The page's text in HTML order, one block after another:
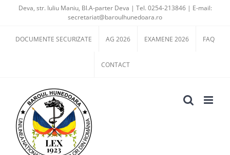
content
Deva, str. Iuliu Maniu, Bl.A-parter Deva | Tel. 0254-213846 | E-mail:
secretariat@baroulhunedoara.ro
DOCUMENTE SECURIZATE AG 2026 EXAMENE 2026 FAQ
CONTACT